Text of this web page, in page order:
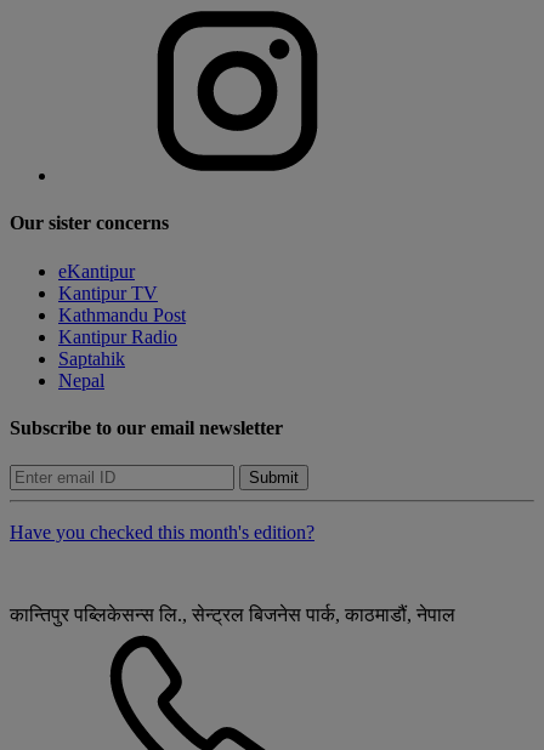
Our sister concerns
eKantipur
Kantipur TV
Kathmandu Post
Kantipur Radio
Saptahik
Nepal
Subscribe to our email newsletter
Submit
Have you checked this month's edition?
कान्तिपुर पब्लिकेसन्स लि., सेन्ट्रल बिजनेस पार्क, काठमाडौं, नेपाल